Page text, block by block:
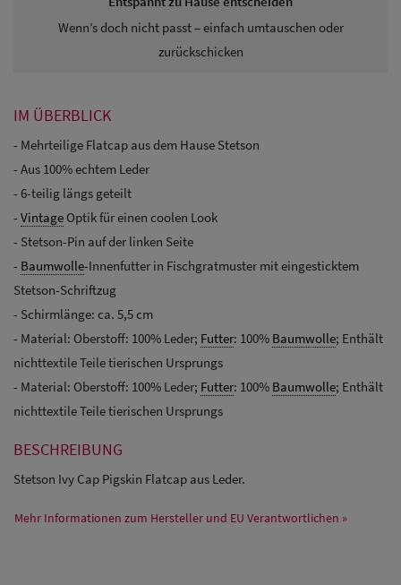
Wenn’s doch nicht passt – einfach umtauschen oder
zurückschicken
IM ÜBERBLICK
- Mehrteilige Flatcap aus dem Hause Stetson
- Aus 100% echtem Leder
- 6-teilig längs geteilt
- Vintage Optik für einen coolen Look
- Stetson-Pin auf der linken Seite
- Baumwolle-Innenfutter in Fischgratmuster mit eingesticktem
Stetson-Schriftzug
- Schirmlänge: ca. 5,5 cm
- Material: Oberstoff: 100% Leder; Futter: 100% Baumwolle; Enthält
nichttextile Teile tierischen Ursprungs
- Material: Oberstoff: 100% Leder; Futter: 100% Baumwolle; Enthält
nichttextile Teile tierischen Ursprungs
BESCHREIBUNG
Stetson Ivy Cap Pigskin Flatcap aus Leder.
Mehr Informationen zum Hersteller und EU Verantwortlichen »